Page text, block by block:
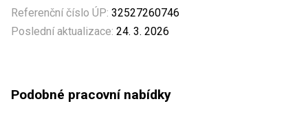
Referenční číslo ÚP: 32527260746
Poslední aktualizace: 24. 3. 2026
Podobné pracovní nabídky